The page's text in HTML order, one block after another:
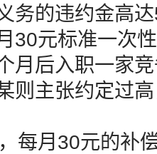
务的违约金高
30元标准一次
月后入职一家
则主张约定过
每月30元的补